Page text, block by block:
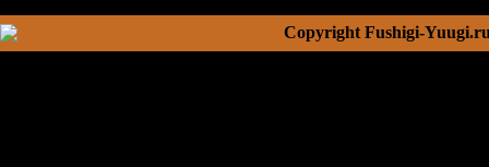
Copyright Fushigi-